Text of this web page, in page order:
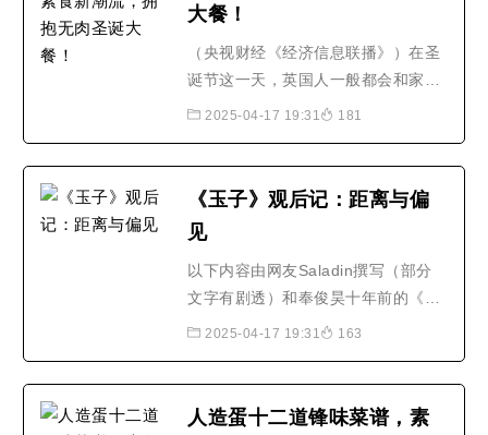
以来，已经吸引了6000多人..
大餐！
（央视财经《经济信息联播》）在圣
诞节这一天，英国人一般都会和家人
一起享用一顿火鸡大餐，随着植物性
至少有10%的英国家庭将迎来一个“素
研究显示，今年圣诞节约有35%的家
庭将放弃传统的火鸡大餐..
2025-04-17 19:31 181
《玉子》观后记：距离与偏
见
以下内容由网友Saladin撰写（部分
文字有剧透）和奉俊昊十年前的《汉
江怪物》相比，《玉子》的话题显然
法和故事节奏上的讨论外，更多的观
2025-04-17 19:31 163
人造蛋十二道锋味菜谱，素